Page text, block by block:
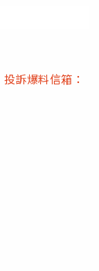
投訴爆料信箱：